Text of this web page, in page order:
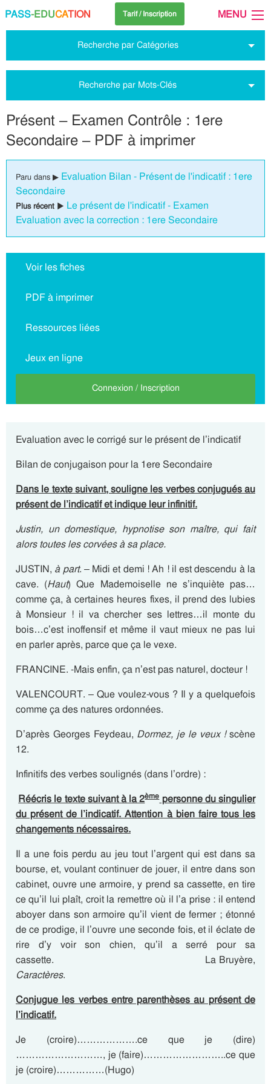
PASS-EDUCATION Tarif / Inscription MENU
Recherche par Catégories
Recherche par Mots-Clés
Présent – Examen Contrôle : 1ere
Secondaire – PDF à imprimer
Paru dans ▶ Evaluation Bilan - Présent de l'indicatif : 1ere
Secondaire
Plus récent ▶ Le présent de l'indicatif - Examen
Evaluation avec la correction : 1ere Secondaire
Voir les fiches
PDF à imprimer
Ressources liées
Jeux en ligne
Connexion / Inscription
Evaluation avec le corrigé sur le présent de l’indicatif
Bilan de conjugaison pour la 1ere Secondaire
Dans le texte suivant, souligne les verbes conjugués au
présent de l’indicatif et indique leur infinitif.
Justin, un domestique, hypnotise son maître, qui fait
alors toutes les corvées à sa place.
JUSTIN, à part. – Midi et demi ! Ah ! il est descendu à la
cave. (Haut) Que Mademoiselle ne s’inquiète pas…
comme ça, à certaines heures fixes, il prend des lubies
à Monsieur ! il va chercher ses lettres…il monte du
bois…c’est inoffensif et même il vaut mieux ne pas lui
en parler après, parce que ça le vexe.
FRANCINE. -Mais enfin, ça n’est pas naturel, docteur !
VALENCOURT. – Que voulez-vous ? Il y a quelquefois
comme ça des natures ordonnées.
D’après Georges Feydeau, Dormez, je le veux !scène
12.
Infinitifs des verbes soulignés (dans l’ordre) :
Réécris le texte suivant à la 2èmepersonne du singulier
du présent de l’indicatif. Attention à bien faire tous les
changements nécessaires.
Il a une fois perdu au jeu tout l’argent qui est dans sa
bourse, et, voulant continuer de jouer, il entre dans son
cabinet, ouvre une armoire, y prend sa cassette, en tire
ce qu’il lui plaît, croit la remettre où il l’a prise : il entend
aboyer dans son armoire qu’il vient de fermer ; étonné
de ce prodige, il l’ouvre une seconde fois, et il éclate de
rire d’y voir son chien, qu’il a serré pour sa
cassette. La Bruyère,
Caractères.
Conjugue les verbes entre parenthèses au présent de
l’indicatif.
Je (croire)……………….ce que je (dire)
………………………, je (faire)……………………..ce que
je (croire)……………(Hugo)